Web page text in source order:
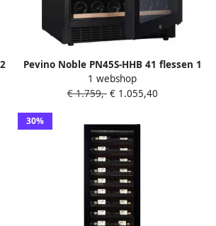
Pevino Noble PN45S-HHB 41 flessen 1
zone Zwart glazen front Slot
Uitschuifplateaus
1 webshop
€ 1.759,-€ 1.055,40
30%